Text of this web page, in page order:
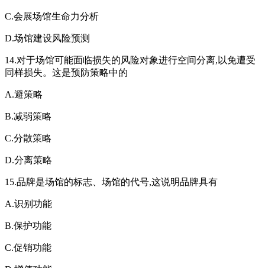
C.会展场馆生命力分析
D.场馆建设风险预测
14.对于场馆可能面临损失的风险对象进行空间分离,以免遭受
同样损失。这是预防策略中的
A.避策略
B.减弱策略
C.分散策略
D.分离策略
15.品牌是场馆的标志、场馆的代号,这说明品牌具有
A.识别功能
B.保护功能
C.促销功能